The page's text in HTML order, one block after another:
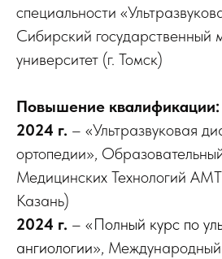
специальности
Сибирский государственный
университет (г. Томск)
Повышение квалификации:
2024 г. – «Ультразвуковая
ортопедии»,
Медицинских Технологий
Казань)
2024 г. – «Полный курс по
ангиологии»,